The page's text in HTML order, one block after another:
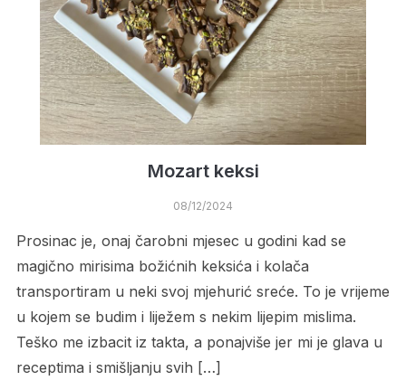
Mozart keksi
08/12/2024
Prosinac je, onaj čarobni mjesec u godini kad se
magično mirisima božićnih keksića i kolača
transportiram u neki svoj mjehurić sreće. To je vrijeme
u kojem se budim i liježem s nekim lijepim mislima.
Teško me izbacit iz takta, a ponajviše jer mi je glava u
receptima i smišljanju svih […]